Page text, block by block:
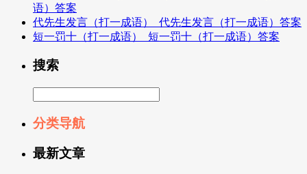
语）答案
代先生发言（打一成语）_代先生发言（打一成语）答案
短一罚十（打一成语）_短一罚十（打一成语）答案
搜索
分类导航
最新文章